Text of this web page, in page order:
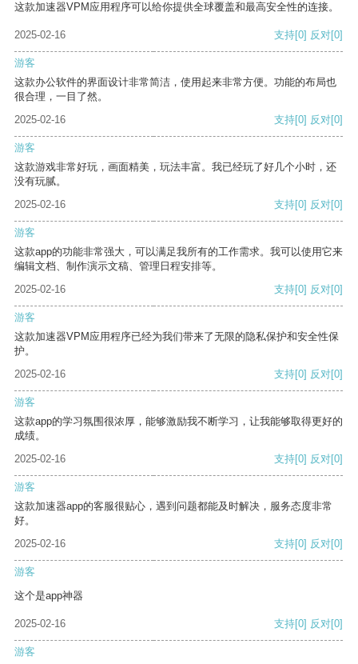
这款加速器VPM应用程序可以给你提供全球覆盖和最高安全性的连接。
2025-02-16 支持[0] 反对[0]
游客
这款办公软件的界面设计非常简洁，使用起来非常方便。功能的布局也
很合理，一目了然。
2025-02-16
支持[0] 反对[0]
游客
这款游戏非常好玩，画面精美，玩法丰富。我已经玩了好几个小时，还
没有玩腻。
2025-02-16
支持[0] 反对[0]
游客
这款app的功能非常强大，可以满足我所有的工作需求。我可以使用它来
编辑文档、制作演示文稿、管理日程安排等。
2025-02-16
支持[0] 反对[0]
游客
这款加速器VPM应用程序已经为我们带来了无限的隐私保护和安全性保
护。
2025-02-16
支持[0] 反对[0]
游客
这款app的学习氛围很浓厚，能够激励我不断学习，让我能够取得更好的
成绩。
2025-02-16
支持[0] 反对[0]
游客
这款加速器app的客服很贴心，遇到问题都能及时解决，服务态度非常
好。
2025-02-16
支持[0] 反对[0]
游客
这个是app神器
2025-02-16 支持[0] 反对[0]
游客